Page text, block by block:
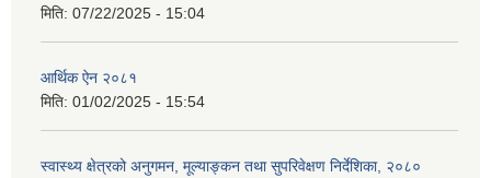
मिति: 07/22/2025 - 15:04
आर्थिक ऐन २०८१
मिति: 01/02/2025 - 15:54
स्वास्थ्य क्षेत्रको अनुगमन, मूल्याङ्कन तथा सुपरिवेक्षण निर्देशिका, २०८०